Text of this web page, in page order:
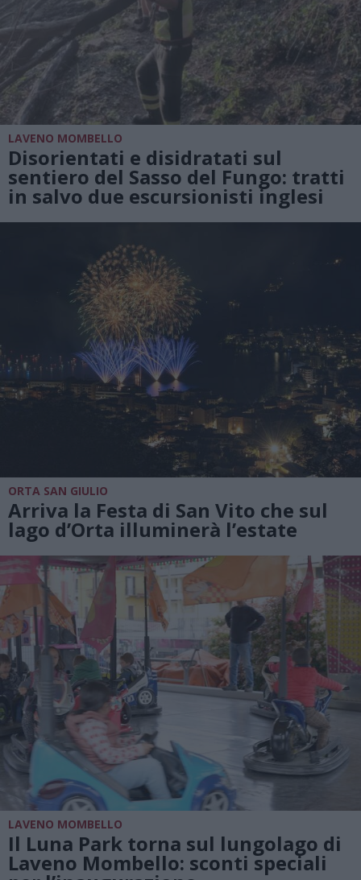
LAVENO MOMBELLO
Disorientati e disidratati sul
sentiero del Sasso del Fungo: tratti
in salvo due escursionisti inglesi
ORTA SAN GIULIO
Arriva la Festa di San Vito che sul
lago d’Orta illuminerà l’estate
LAVENO MOMBELLO
Il Luna Park torna sul lungolago di
Laveno Mombello: sconti speciali